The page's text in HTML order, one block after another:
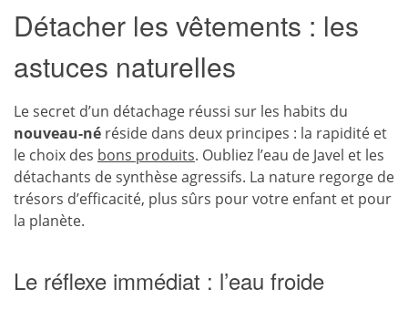
Détacher les vêtements : les
astuces naturelles
Le secret d’un détachage réussi sur les habits du
nouveau-né réside dans deux principes : la rapidité et
le choix des bons produits. Oubliez l’eau de Javel et les
détachants de synthèse agressifs. La nature regorge de
trésors d’efficacité, plus sûrs pour votre enfant et pour
la planète.
Le réflexe immédiat : l’eau froide